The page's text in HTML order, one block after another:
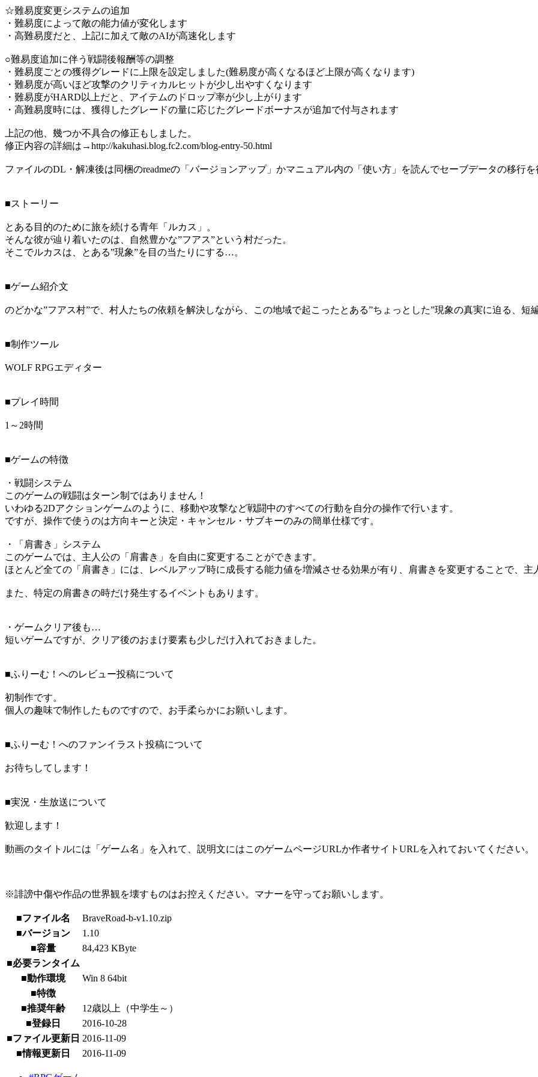
☆難易度変更システムの追加
・難易度によって敵の能力値が変化します
・高難易度だと、上記に加えて敵のAIが高速化します
○難易度追加に伴う戦闘後報酬等の調整
・難易度ごとの獲得グレードに上限を設定しました(難易度が高くなるほど上限が高くなります)
・難易度が高いほど攻撃のクリティカルヒットが少し出やすくなります
・難易度がHARD以上だと、アイテムのドロップ率が少し上がります
・高難易度時には、獲得したグレードの量に応じたグレードボーナスが追加で付与されます
上記の他、幾つか不具合の修正もしました。
修正内容の詳細は→http://kakuhasi.blog.fc2.com/blog-entry-50.html
ファイルのDL・解凍後は同梱のreadmeの「バージョンアップ」かマニュアル内の「使い方」を読んでセーブデータの移行を
■ストーリー
とある目的のために旅を続ける青年「ルカス」。
そんな彼が辿り着いたのは、自然豊かな”フアス”という村だった。
そこでルカスは、とある”現象”を目の当たりにする…。
■ゲーム紹介文
のどかな”フアス村”で、村人たちの依頼を解決しながら、この地域で起こったとある”ちょっとした”現象の真実に迫る、短編
■制作ツール
WOLF RPGエディター
■プレイ時間
1～2時間
■ゲームの特徴
・戦闘システム
このゲームの戦闘はターン制ではありません！
いわゆる2Dアクションゲームのように、移動や攻撃など戦闘中のすべての行動を自分の操作で行います。
ですが、操作で使うのは方向キーと決定・キャンセル・サブキーのみの簡単仕様です。
・「肩書き」システム
このゲームでは、主人公の「肩書き」を自由に変更することができます。
ほとんど全ての「肩書き」には、レベルアップ時に成長する能力値を増減させる効果が有り、肩書きを変更することで、主
また、特定の肩書きの時だけ発生するイベントもあります。
・ゲームクリア後も…
短いゲームですが、クリア後のおまけ要素も少しだけ入れておきました。
■ふりーむ！へのレビュー投稿について
初制作です。
個人の趣味で制作したものですので、お手柔らかにお願いします。
■ふりーむ！へのファンイラスト投稿について
お待ちしてします！
■実況・生放送について
歓迎します！
動画のタイトルには「ゲーム名」を入れて、説明文にはこのゲームページURLか作者サイトURLを入れておいてください。
※誹謗中傷や作品の世界観を壊すものはお控えください。マナーを守ってお願いします。
■ファイル名
BraveRoad-b-v1.10.zip
■バージョン
1.10
■容量
84,423 KByte
■必要ランタイム
■動作環境
Win 8 64bit
■特徴
■推奨年齢
12歳以上（中学生～）
■登録日
2016-10-28
■ファイル更新日 2016-11-09
■情報更新日
2016-11-09